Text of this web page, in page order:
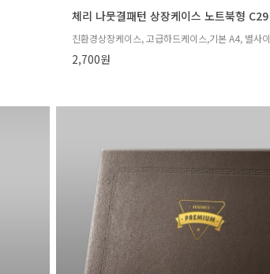
체리 나뭇결패턴 상장케이스 노트북형 C29
친환경상장케이스, 고급하드케이스,기본 A4, 별사
2,700원